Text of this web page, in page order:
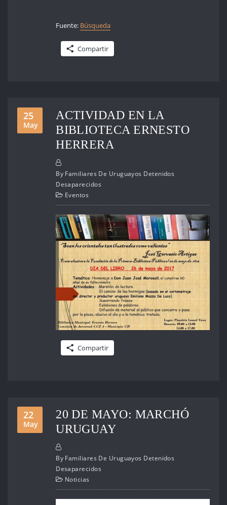
Fuente: Búsqueda
Compartir
25
May
ACTIVIDAD EN LA
BIBLIOTECA ERNESTO
HERRERA
By Familiares De Uruguayos Detenidos
Desaparecidos
Eventos
Compartir
22
May
20 DE MAYO: MARCHÓ
URUGUAY
By Familiares De Uruguayos Detenidos
Desaparecidos
Noticias